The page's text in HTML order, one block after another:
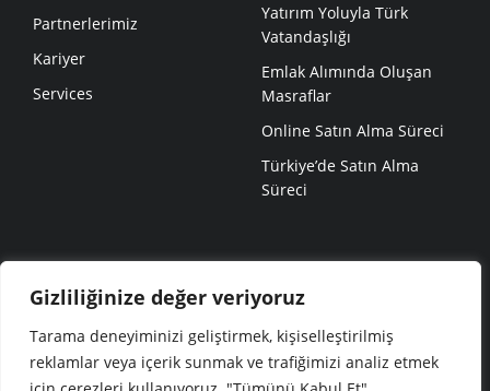
Gizliliğinize değer veriyoruz
Tarama deneyiminizi geliştirmek, kişiselleştirilmiş
reklamlar veya içerik sunmak ve trafiğimizi analiz etmek
Partnerlerimiz
Kariyer
Services
Yatırım Yoluyla Türk
Vatandaşlığı
Emlak Alımında Oluşan
Masraflar
Online Satın Alma Süreci
Türkiye’de Satın Alma
Süreci
Blog